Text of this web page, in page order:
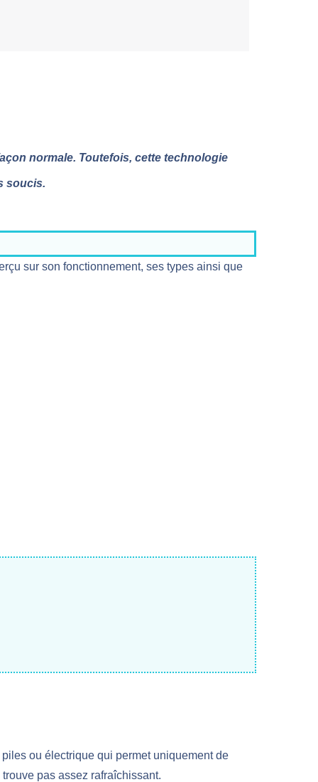
normale. Toutefois, cette technologie
soucis.
sur son fonctionnement, ses types ainsi que
ou électrique qui permet uniquement de
pas assez rafraîchissant.